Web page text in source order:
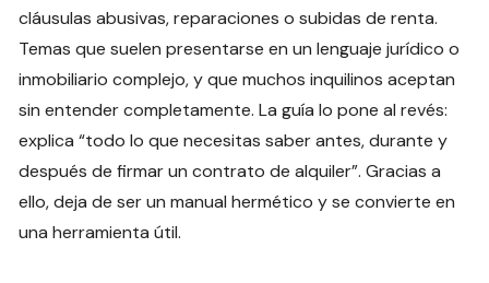
cláusulas abusivas, reparaciones o subidas de renta.
Temas que suelen presentarse en un lenguaje jurídico o
inmobiliario complejo, y que muchos inquilinos aceptan
sin entender completamente. La guía lo pone al revés:
explica “todo lo que necesitas saber antes, durante y
después de firmar un contrato de alquiler”. Gracias a
ello, deja de ser un manual hermético y se convierte en
una herramienta útil.